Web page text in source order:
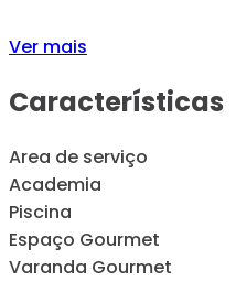
Ver mais
Características
Area de serviço
Academia
Piscina
Espaço Gourmet
Varanda Gourmet